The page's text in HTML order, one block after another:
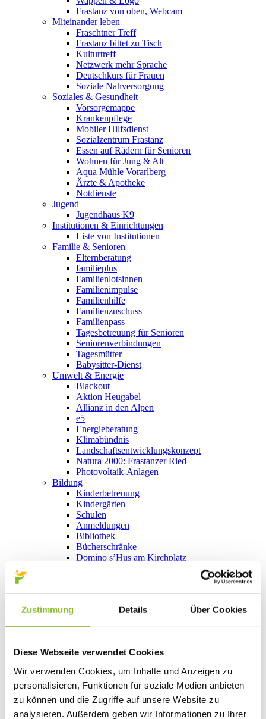
Zustimmung Details Über Cookies
Diese Webseite verwendet Cookies
Wir verwenden Cookies, um Inhalte und Anzeigen zu
personalisieren, Funktionen für soziale Medien anbieten
zu können und die Zugriffe auf unsere Website zu
analysieren. Außerdem geben wir Informationen zu Ihrer
Frastanz von oben, Webcam
Miteinander leben
Fraschtner Treff
Frastanz bittet zu Tisch
Kulturtreff
Netzwerk mehr Sprache
Deutschkurs für Frauen
Soziale Nahversorgung
Soziales & Gesundheit
Vorsorgemappe
Krankenpflege
Mobiler Hilfsdienst
Sozialzentrum Frastanz
Essen auf Rädern für Senioren
Wohnen für Jung & Alt
Aqua Mühle Vorarlberg
Ärzte & Apotheke
Notdienste
Jugend
Jugendhaus K9
Institutionen & Einrichtungen
Liste von Institutionen
Familie & Senioren
Elternberatung
familieplus
Familienlotsinnen
Familienimpulse
Familienhilfe
Familienzuschuss
Familienpass
Tagesbetreuung für Senioren
Seniorenverbindungen
Tagesmütter
Babysitter-Dienst
Umwelt & Energie
Blackout
Aktion Heugabel
Allianz in den Alpen
e5
Energieberatung
Klimabündnis
Landschaftsentwicklungskonzept
Natura 2000: Frastanzer Ried
Photovoltaik-Anlagen
Bildung
Kinderbetreuung
Kindergärten
Schulen
Anmeldungen
Bibliothek
Bücherschränke
Domino s’Hus am Kirchplatz
Kino vor Ort
Sport
Schwimmbad Felsenau
Wandern in Frastanz
Schilift Bazora
Spiel- und Sportstätten